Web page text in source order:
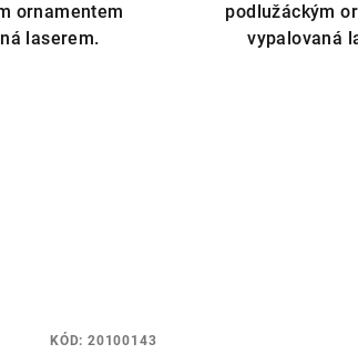
ornamentem
laserem.
podlužáckým
vypalovaná
KÓD:20100143